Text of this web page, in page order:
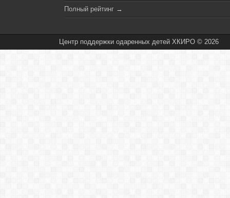
Полный рейтинг →
Центр поддержки одаренных детей ХКИРО © 2026